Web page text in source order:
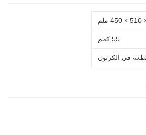
55 كجم